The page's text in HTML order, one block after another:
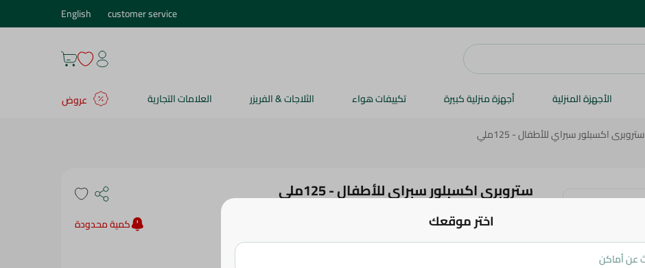
customer service
English
الأجهزة المنزلية أجهزة منزلية كبيرة تكييفات هواء الثلاجات & الفريزر العلامات التجارية
عروض
ستروبرى اكسبلور سبراي للأطفال - 125ملي
ستروبرى اكسبلور سبراي للأطفال - 125ملي
كمية محدودة اختر موقعك